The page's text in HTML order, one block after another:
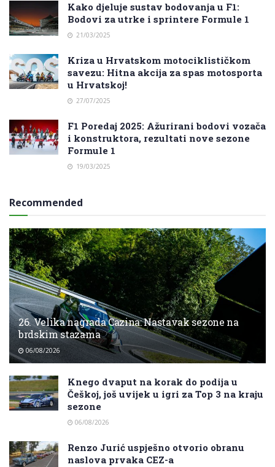
Kako djeluje sustav bodovanja u F1:
Bodovi za utrke i sprintere Formule 1
21/03/2025
Kriza u Hrvatskom motociklističkom
savezu: Hitna akcija za spas motosporta
u Hrvatskoj!
27/07/2025
F1 Poredaj 2025: Ažurirani bodovi vozača
i konstruktora, rezultati nove sezone
Formule 1
19/03/2025
Recommended
26. Velika nagrada Cazina: Nastavak sezone na
brdskim stazama
06/08/2026
Knego dvaput na korak do podija u
Češkoj, još uvijek u igri za Top 3 na kraju
sezone
06/08/2026
Renzo Jurić uspješno otvorio obranu
naslova prvaka CEZ-a